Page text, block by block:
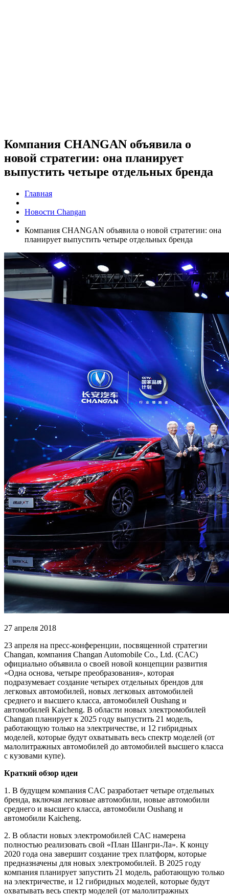
Компания CHANGAN объявила о
новой стратегии: она планирует
выпустить четыре отдельных бренда
Главная
Новости Changan
Компания CHANGAN объявила о новой стратегии: она
планирует выпустить четыре отдельных бренда
27 апреля 2018
23 апреля на пресс-конференции, посвященной стратегии
Changan, компания Changan Automobile Co., Ltd. (CAC)
официально объявила о своей новой концепции развития
«Одна основа, четыре преобразования», которая
подразумевает создание четырех отдельных брендов для
легковых автомобилей, новых легковых автомобилей
среднего и высшего класса, автомобилей Oushang и
автомобилей Kaicheng. В области новых электромобилей
Changan планирует к 2025 году выпустить 21 модель,
работающую только на электричестве, и 12 гибридных
моделей, которые будут охватывать весь спектр моделей (от
малолитражных автомобилей до автомобилей высшего класса
с кузовами купе).
Краткий обзор идеи
1. В будущем компания CAC разработает четыре отдельных
бренда, включая легковые автомобили, новые автомобили
среднего и высшего класса, автомобили Oushang и
автомобили Kaicheng.
2. В области новых электромобилей CAC намерена
полностью реализовать свой «План Шангри-Ла». К концу
2020 года она завершит создание трех платформ, которые
предназначены для новых электромобилей. В 2025 году
компания планирует запустить 21 модель, работающую только
на электричестве, и 12 гибридных моделей, которые будут
охватывать весь спектр моделей (от малолитражных